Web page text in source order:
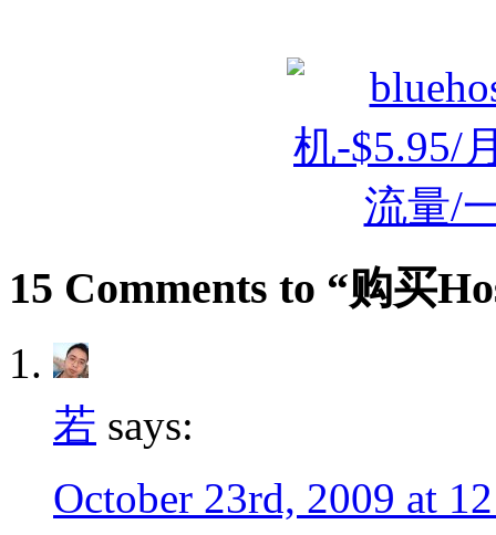
15 Comments to “购买
若 says:
October 23rd, 2009 at